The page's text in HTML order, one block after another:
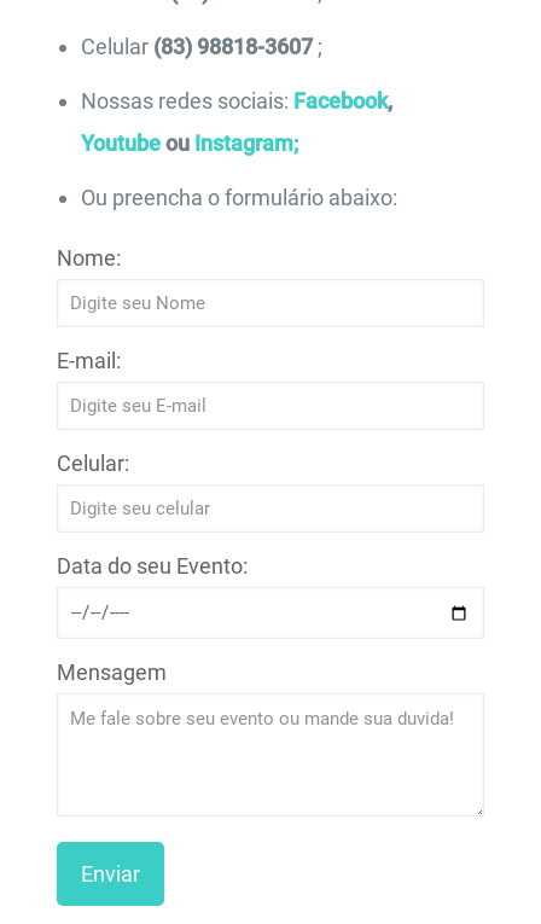
Celular (83) 98818-3607 ;
Nossas redes sociais: Facebook,
Youtubeou Instagram;
Ou preencha o formulário abaixo:
Nome:
E-mail:
Celular:
Data do seu Evento:
Mensagem